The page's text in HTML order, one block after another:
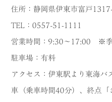
住所：静岡県伊東市富戸
TEL：0557-51-1111
営業時間：9:30～17:00 ※季
駐車場：有料
アクセス：伊東駅より東海バ
車（乗車時間40分）、終点